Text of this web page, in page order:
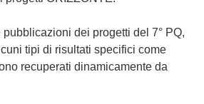
pubblicazioni dei progetti del 7° PQ,
tipi di risultati specifici come
recuperati dinamicamente da